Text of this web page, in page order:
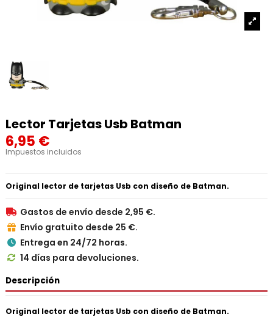
Lector Tarjetas Usb Batman
6,95 €
Impuestos incluidos
Original lector de tarjetas Usb con diseño de Batman.
 Gastos de envío desde 2,95 €.
 Envío gratuito desde 25 €.
 Entrega en 24/72 horas.
 14 días para devoluciones.
Descripción
Original lector de tarjetas Usb con diseño de Batman.